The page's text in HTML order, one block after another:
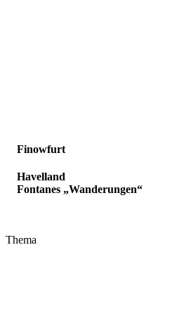
Finowfurt
Havelland
Fontanes „Wanderungen“
Thema